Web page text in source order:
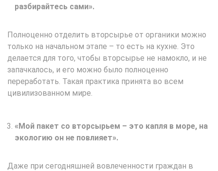
разбирайтесь сами».
Полноценно отделить вторсырье от органики можно
только на начальном этапе – то есть на кухне. Это
делается для того, чтобы вторсырье не намокло, и не
запачкалось, и его можно было полноценно
переработать. Такая практика принята во всем
цивилизованном мире.
«Мой пакет со вторсырьем – это капля в море, на
экологию он не повлияет».
Даже при сегодняшней вовлеченности граждан в